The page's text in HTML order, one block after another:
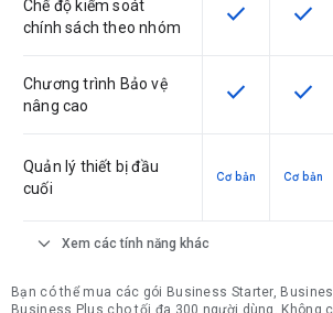
Chế độ kiểm soát
chính sách theo nhóm
SKU có hỗ
check SKU
check
Chương trình Bảo vệ
nâng cao
SKU có hỗ
check SKU
check
Quản lý thiết bị đầu
cuối
Cơ bản Cơ bản
expand_more Xem các tính năng khác
Bạn có thể mua các gói Business Starter,